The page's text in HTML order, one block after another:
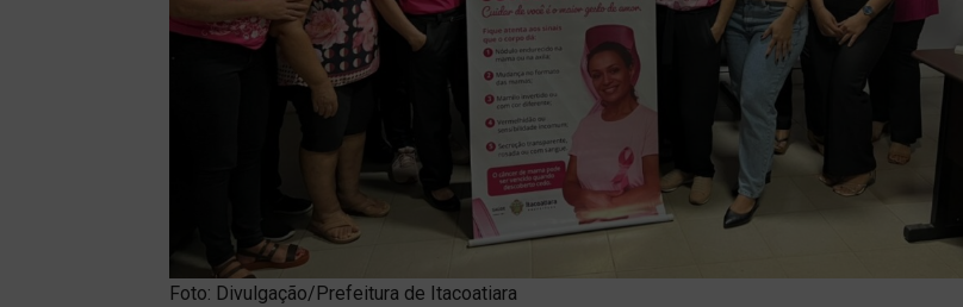
Foto: Divulgação/Prefeitura de Itacoatiara